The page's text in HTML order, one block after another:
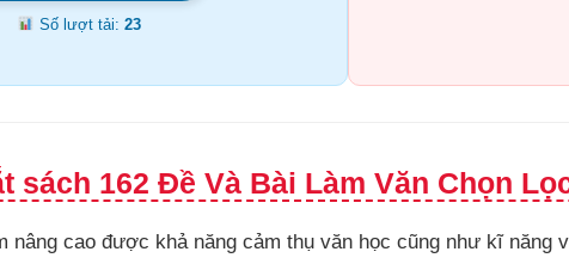
Số lượt tải: 23
sách 162 Đề Và Bài Làm Văn Chọn
nâng cao được khả năng cảm thụ văn học cũng như kĩ năng